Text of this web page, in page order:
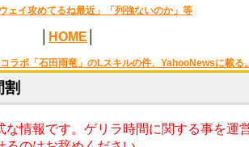
ェイ攻めてるね最近」「列強ないのか」等
HOME
ラボ「石田雨竜」のLスキルの件、YahooNewsに載る
情報です。ゲリラ時間に関する事を運